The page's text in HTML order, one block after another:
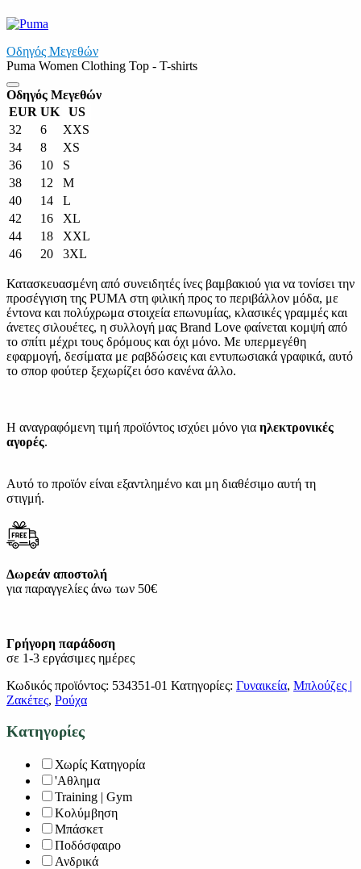
Οδηγός Μεγεθών
Puma Women Clothing Top - T-shirts
Οδηγός Μεγεθών
EUR UK
US
32
6
XXS
34
8
XS
36
10
S
38
12
M
40
14
L
42
16
XL
44
18
XXL
46
20 3XL
Κατασκευασμένη από συνειδητές ίνες βαμβακιού για να τονίσει την
προσέγγιση της PUMA στη φιλική προς το περιβάλλον μόδα, με
έντονα και πολύχρωμα στοιχεία επωνυμίας, κλασικές γραμμές και
άνετες σιλουέτες, η συλλογή μας Brand Love φαίνεται κομψή από
το σπίτι μέχρι τους δρόμους και όχι μόνο. Με υπερμεγέθη
εφαρμογή, δεσίματα με ραβδώσεις και εντυπωσιακά γραφικά, αυτό
το σπορ φούτερ ξεχωρίζει όσο κανένα άλλο.
Η αναγραφόμενη τιμή προϊόντος ισχύει μόνο για ηλεκτρονικές
αγορές.
Αυτό το προϊόν είναι εξαντλημένο και μη διαθέσιμο αυτή τη
στιγμή.
Δωρεάν αποστολή
για παραγγελίες άνω των 50€
Γρήγορη παράδοση
σε 1-3 εργάσιμες ημέρες
Κωδικός προϊόντος: 534351-01 Κατηγορίες: Γυναικεία, Μπλούζες |
Ζακέτες, Ρούχα
Κατηγορίες
Χωρίς Κατηγορία
'Αθλημα
Training | Gym
Κολύμβηση
Μπάσκετ
Ποδόσφαιρο
Ανδρικά